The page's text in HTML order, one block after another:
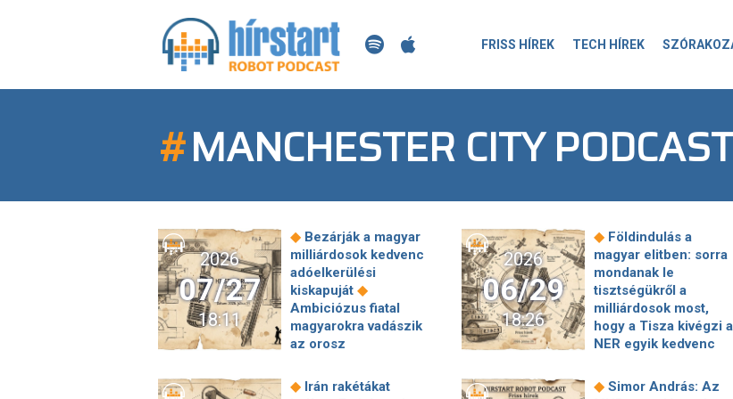
FRISS HÍREK TECH HÍREK
#MANCHESTER CITY
2026
07/27
18:11
◆ Bezárják a magyar
milliárdosok kedvenc
adóelkerülési
kiskapuját ◆
Ambiciózus fiatal
magyarokra vadászik
az orosz
egyik hírszerző még
2026
06/29
18:26
◆ Földindulás a
magyar elitben: sorra
mondanak le
tisztségükről a
milliárdosok most,
hogy a Tisza kivégzi a
NER egyik kedvenc
életben volt, én is
◆ Irán rakétákat
◆ Simor András: Az